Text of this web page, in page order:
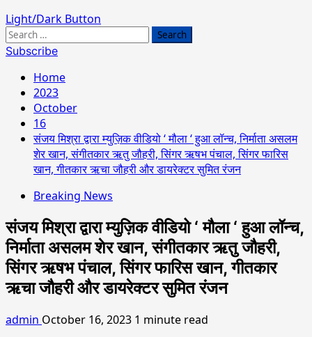
Light/Dark Button
Search
for:
Subscribe
Home
2023
October
16
संजय मिश्रा द्वारा म्युज़िक वीडियो ‘ मौला ‘ हुआ लॉन्च, निर्माता असलम
शेर खान, संगीतकार ऋतु जौहरी, सिंगर ऋषभ पंचाल, सिंगर फारिस
खान, गीतकार ऋचा जौहरी और डायरेक्टर सुमित रंजन
Breaking News
संजय मिश्रा द्वारा म्युज़िक वीडियो ‘ मौला ‘ हुआ लॉन्च,
निर्माता असलम शेर खान, संगीतकार ऋतु जौहरी,
सिंगर ऋषभ पंचाल, सिंगर फारिस खान, गीतकार
ऋचा जौहरी और डायरेक्टर सुमित रंजन
admin October 16, 2023 1 minute read